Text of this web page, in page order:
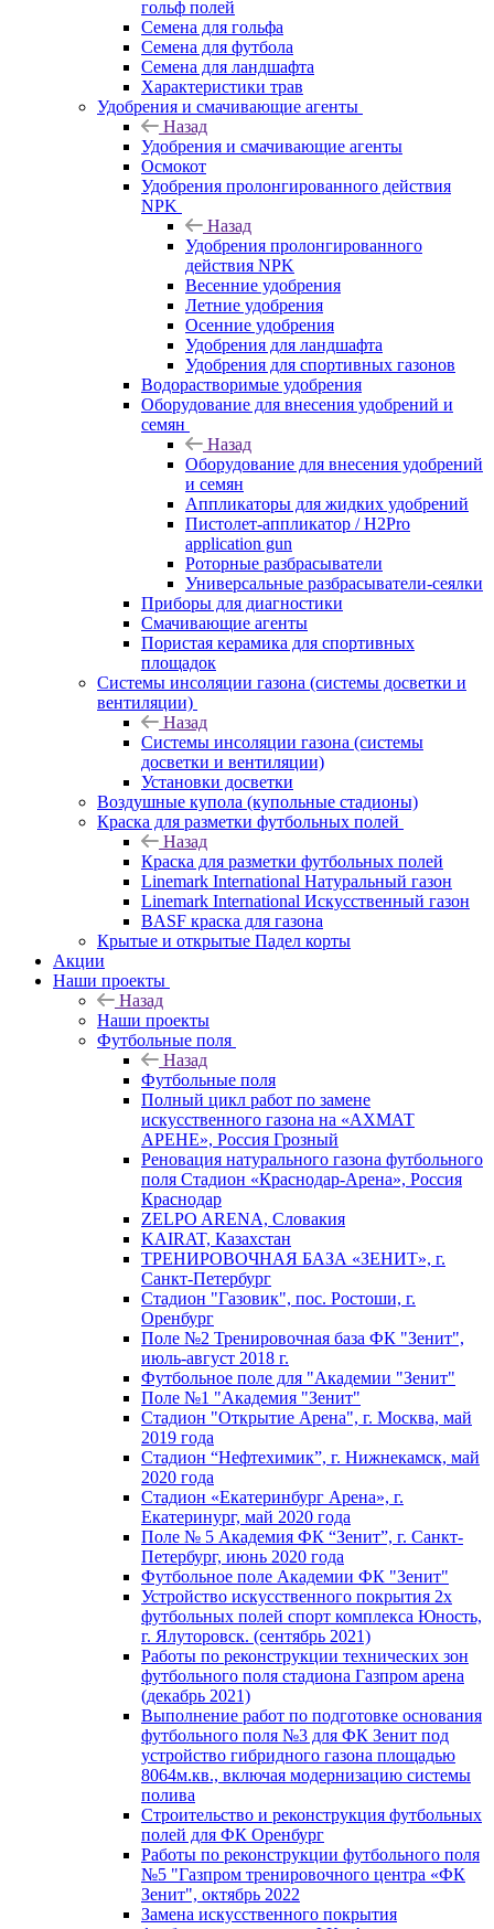
гольф полей
Семена для гольфа
Семена для футбола
Семена для ландшафта
Характеристики трав
Удобрения и смачивающие агенты
Назад
Удобрения и смачивающие агенты
Осмокот
Удобрения пролонгированного действия
NPK
Назад
Удобрения пролонгированного
действия NPK
Весенние удобрения
Летние удобрения
Осенние удобрения
Удобрения для ландшафта
Удобрения для спортивных газонов
Водорастворимые удобрения
Оборудование для внесения удобрений и
семян
Назад
Оборудование для внесения удобрений
и семян
Аппликаторы для жидких удобрений
Пистолет-аппликатор / H2Pro
application gun
Роторные разбрасыватели
Универсальные разбрасыватели-сеялки
Приборы для диагностики
Смачивающие агенты
Пористая керамика для спортивных
площадок
Системы инсоляции газона (системы досветки и
вентиляции)
Назад
Системы инсоляции газона (системы
досветки и вентиляции)
Установки досветки
Воздушные купола (купольные стадионы)
Краска для разметки футбольных полей
Назад
Краска для разметки футбольных полей
Linemark International Натуральный газон
Linemark International Искусственный газон
BASF краска для газона
Крытые и открытые Падел корты
Акции
Наши проекты
Назад
Наши проекты
Футбольные поля
Назад
Футбольные поля
Полный цикл работ по замене
искусственного газона на «АХМАТ
АРЕНЕ», Россия Грозный
Реновация натурального газона футбольного
поля Стадион «Краснодар-Арена», Россия
Краснодар
ZELPO ARENA, Словакия
KAIRAT, Казахстан
ТРЕНИРОВОЧНАЯ БАЗА «ЗЕНИТ», г.
Санкт-Петербург
Стадион "Газовик", пос. Ростоши, г.
Оренбург
Поле №2 Тренировочная база ФК "Зенит",
июль-август 2018 г.
Футбольное поле для "Академии "Зенит"
Поле №1 "Академия "Зенит"
Стадион "Открытие Арена", г. Москва, май
2019 года
Стадион “Нефтехимик”, г. Нижнекамск, май
2020 года
Стадион «Екатеринбург Арена», г.
Екатеринург, май 2020 года
Поле № 5 Академия ФК “Зенит”, г. Санкт-
Петербург, июнь 2020 года
Футбольное поле Академии ФК "Зенит"
Устройство искусственного покрытия 2х
футбольных полей спорт комплекса Юность,
г. Ялуторовск. (сентябрь 2021)
Работы по реконструкции технических зон
футбольного поля стадиона Газпром арена
(декабрь 2021)
Выполнение работ по подготовке основания
футбольного поля №3 для ФК Зенит под
устройство гибридного газона площадью
8064м.кв., включая модернизацию системы
полива
Строительство и реконструкция футбольных
полей для ФК Оренбург
Работы по реконструкции футбольного поля
№5 "Газпром тренировочного центра «ФК
Зенит", октябрь 2022
Замена искусственного покрытия